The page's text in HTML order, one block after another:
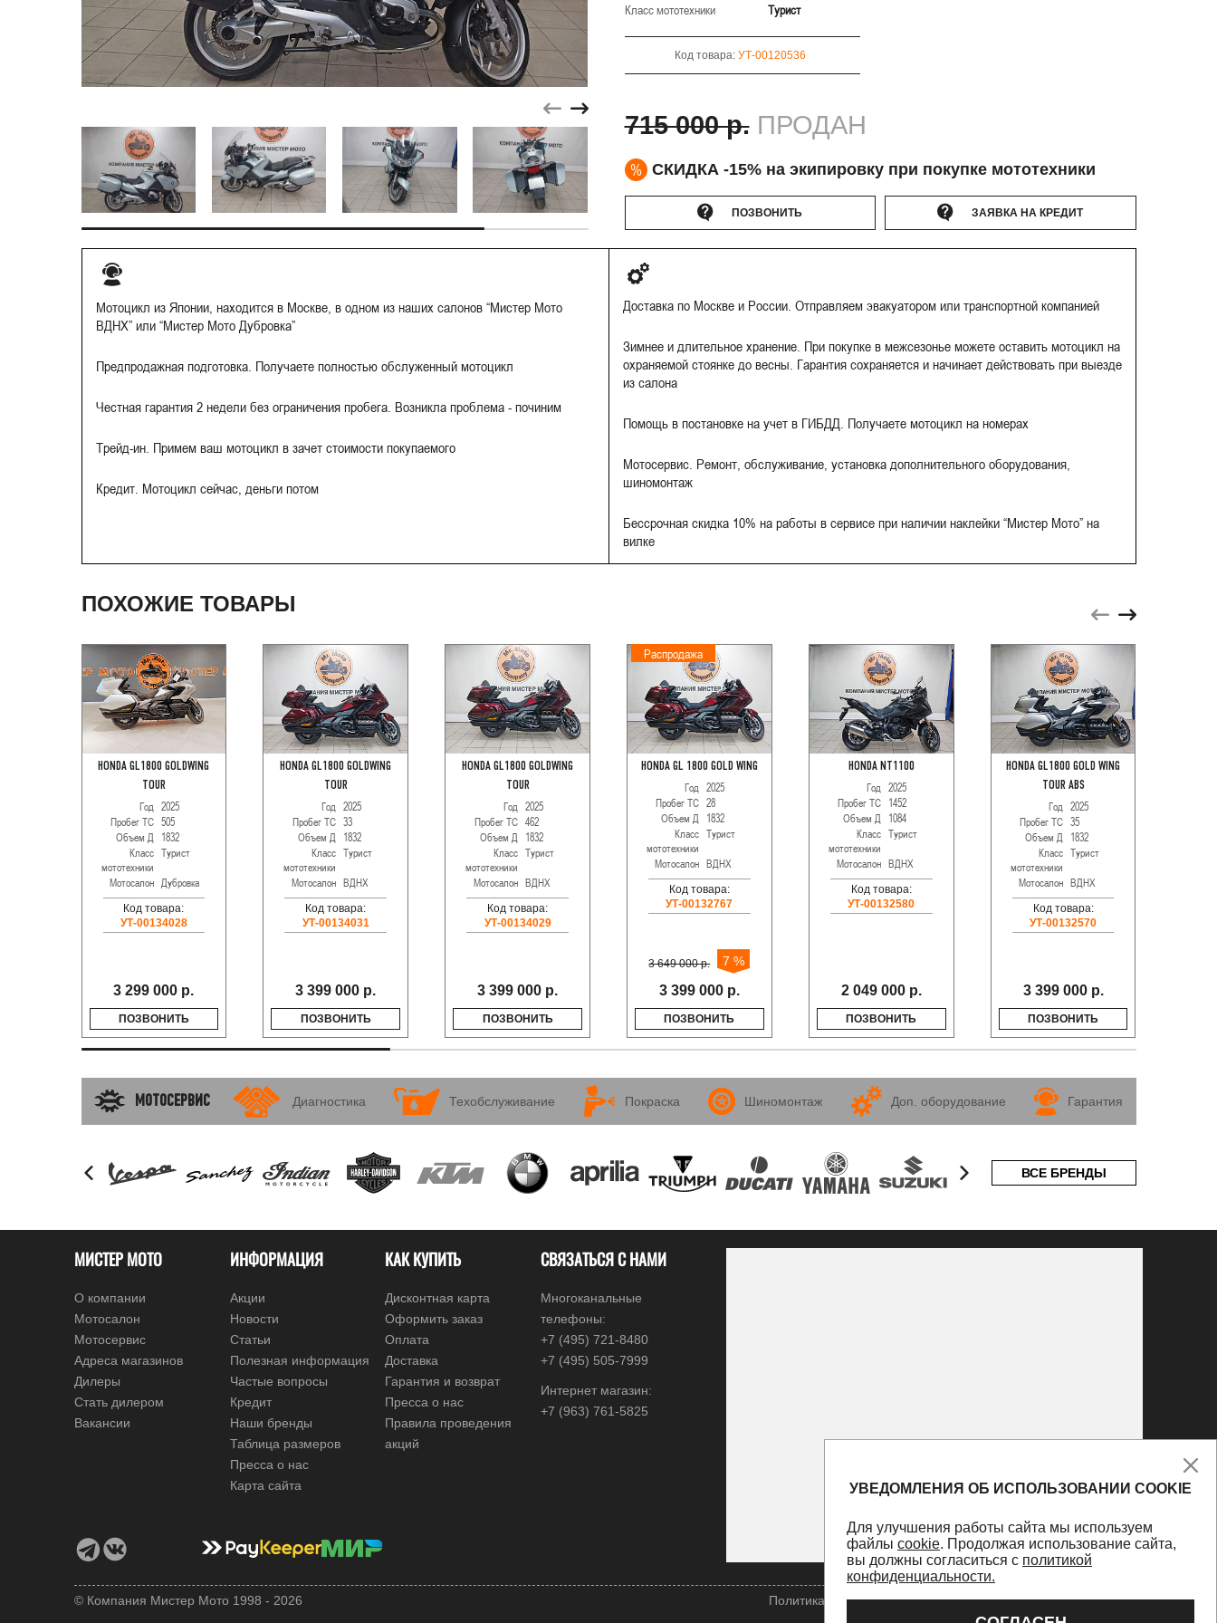
Класс мототехники Турист
Код товара: УТ-00120536
715 000 р. ПРОДАН
% СКИДКА -15% на экипировку при покупке мототехники
ПОЗВОНИТЬ ЗАЯВКА НА КРЕДИТ
Мотоцикл из Японии, находится в Москве, в одном из наших салонов “Мистер Мото
ВДНХ” или “Мистер Мото Дубровка”
Предпродажная подготовка. Получаете полностью обслуженный мотоцикл
Честная гарантия 2 недели без ограничения пробега. Возникла проблема - починим
Трейд-ин. Примем ваш мотоцикл в зачет стоимости покупаемого
Кредит. Мотоцикл сейчас, деньги потом
Доставка по Москве и России. Отправляем эвакуатором или транспортной компанией
Зимнее и длительное хранение. При покупке в межсезонье можете оставить мотоцикл на
охраняемой стоянке до весны. Гарантия сохраняется и начинает действовать при выезде
из салона
Помощь в постановке на учет в ГИБДД. Получаете мотоцикл на номерах
Мотосервис. Ремонт, обслуживание, установка дополнительного оборудования,
шиномонтаж
Бессрочная скидка 10% на работы в сервисе при наличии наклейки “Мистер Мото” на
вилке
ПОХОЖИЕ ТОВАРЫ
HONDA GL1800 GOLDWING
TOUR
Год 2025
Пробег ТС 505
Объем Д 1832
Класс
мототехники
Турист
Мотосалон Дубровка
Код товара:
УТ-00134028
3 299 000 р.
ПОЗВОНИТЬ
HONDA GL1800 GOLDWING
TOUR
Год 2025
Пробег ТС 33
Объем Д 1832
Класс
мототехники
Турист
Мотосалон ВДНХ
Код товара:
УТ-00134031
3 399 000 р.
ПОЗВОНИТЬ
HONDA GL1800 GOLDWING
TOUR
Год 2025
Пробег ТС 462
Объем Д 1832
Класс
мототехники
Турист
Мотосалон ВДНХ
Код товара:
УТ-00134029
3 399 000 р.
ПОЗВОНИТЬ
Распродажа
HONDA GL 1800 GOLD WING
Год 2025
Пробег ТС 28
Объем Д 1832
Класс
мототехники
Турист
Мотосалон ВДНХ
Код товара:
УТ-00132767
3 649 000 р. 7 %
3 399 000 р.
ПОЗВОНИТЬ
HONDA NT1100
Год 2025
Пробег ТС 1452
Объем Д 1084
Класс
мототехники
Турист
Мотосалон ВДНХ
Код товара:
УТ-00132580
2 049 000 р.
ПОЗВОНИТЬ
HONDA GL1800 GOLD WING
TOUR ABS
Год 2025
Пробег ТС 35
Объем Д 1832
Класс
мототехники
Турист
Мотосалон ВДНХ
Код товара:
УТ-00132570
3 399 000 р.
ПОЗВОНИТЬ
МОТОСЕРВИС Диагностика Техобслуживание Покраска Шиномонтаж Доп. оборудование Гарантия
ВСЕ БРЕНДЫ
МИСТЕР МОТО
О компании
Мотосалон
Мотосервис
Адреса магазинов
Дилеры
Стать дилером
Вакансии
ИНФОРМАЦИЯ
Акции
Новости
Статьи
Полезная информация
Частые вопросы
Кредит
Наши бренды
Таблица размеров
Пресса о нас
Карта сайта
КАК КУПИТЬ
Дисконтная карта
Оформить заказ
Оплата
Доставка
Гарантия и возврат
Пресса о нас
Правила проведения
акций
СВЯЗАТЬСЯ С НАМИ
Многоканальные
телефоны:
+7 (495) 721-8480
+7 (495) 505-7999
Интернет магазин:
+7 (963) 761-5825
© Компания Мистер Мото 1998 - 2026 Политика конфиденциальностиОфертаПерсональные данные
УВЕДОМЛЕНИЯ ОБ ИСПОЛЬЗОВАНИИ COOKIE
Для улучшения работы сайта мы используем
файлы cookie. Продолжая использование сайта,
вы должны согласиться с политикой
конфиденциальности.